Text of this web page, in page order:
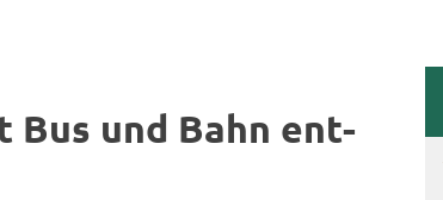
Bus und Bahn ent­